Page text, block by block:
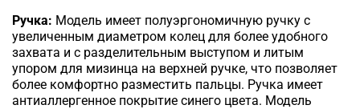
Ручка: Модель имеет полуэргономичную ручку с
увеличенным диаметром колец для более удобного
захвата и с разделительным выступом и литым
упором для мизинца на верхней ручке, что позволяет
более комфортно разместить пальцы. Ручка имеет
антиаллергенное покрытие синего цвета. Модель